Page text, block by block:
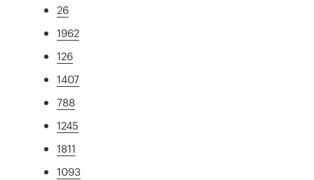
26
1962
126
1407
788
1245
1811
1093